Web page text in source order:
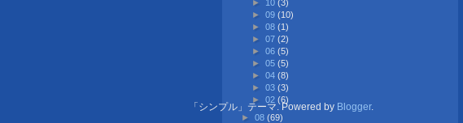
► 10(3)
►09(10)
►08(1)
►07(2)
►06(5)
►05(5)
►04(8)
►03(3)
►02(6)
►08(69)
「シンプル」テーマ. Powered by Blogger.